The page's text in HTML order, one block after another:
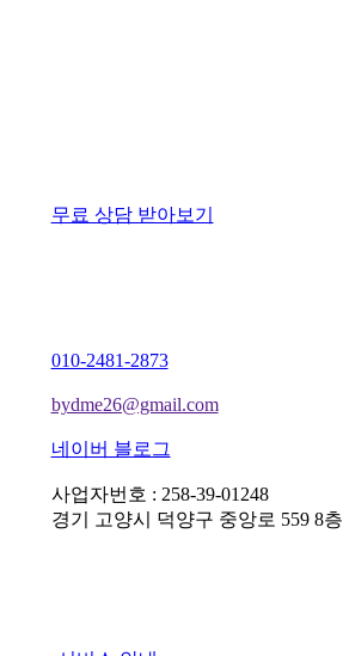
무료 상담 받아보기
010-2481-2873
bydme26@gmail.com
네이버 블로그
사업자번호 : 258-39-01248
경기 고양시 덕양구 중앙로 559 8층